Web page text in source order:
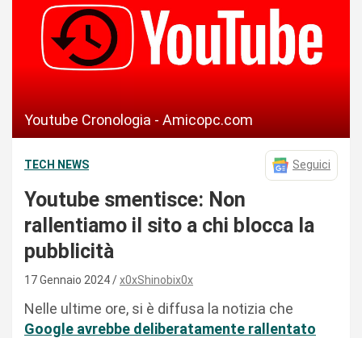
Youtube Cronologia - Amicopc.com
TECH NEWS Seguici
Youtube smentisce: Non
rallentiamo il sito a chi blocca la
pubblicità
17 Gennaio 2024 x0xShinobix0x
Nelle ultime ore, si è diffusa la notizia che
Google avrebbe deliberatamente rallentato